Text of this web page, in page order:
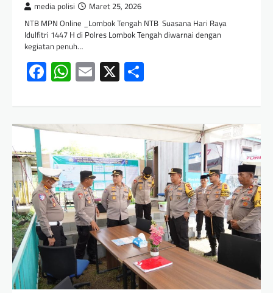
media polisi Maret 25, 2026
NTB MPN Online _Lombok Tengah NTB Suasana Hari Raya
Idulfitri 1447 H di Polres Lombok Tengah diwarnai dengan
kegiatan penuh…
Facebook
WhatsApp
Email
X